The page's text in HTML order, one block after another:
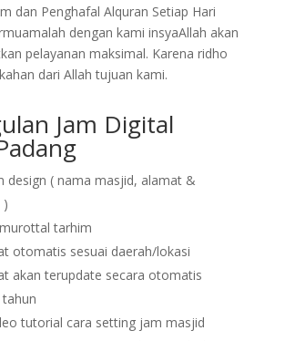
dan Penghafal Alquran Setiap Hari
dengan kami insyaAllah akan
pelayanan maksimal. Karena ridho
dari Allah tujuan kami.
Jam Digital
design ( nama masjid, alamat &
)
tarhim
otomatis sesuai daerah/lokasi
akan terupdate secara otomatis
tutorial cara setting jam masjid